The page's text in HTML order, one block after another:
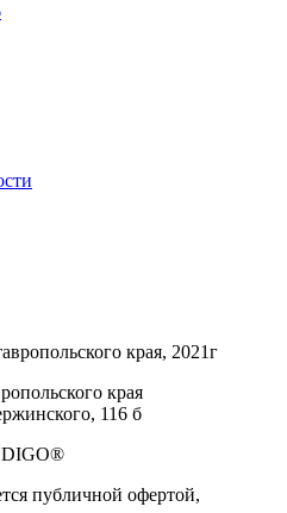
края, 2021г
края
116 б
публичной офертой,